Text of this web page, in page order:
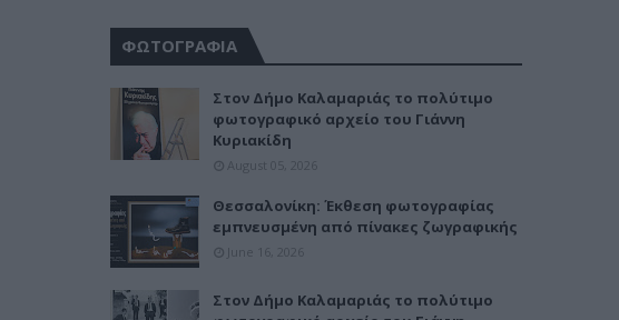
ΦΩΤΟΓΡΑΦΙΑ
Στον Δήμο Καλαμαριάς το πολύτιμο
φωτογραφικό αρχείο του Γιάννη
Κυριακίδη
August 05, 2026
Θεσσαλονίκη: Έκθεση φωτογραφίας
εμπνευσμένη από πίνακες ζωγραφικής
June 16, 2026
Στον Δήμο Καλαμαριάς το πολύτιμο